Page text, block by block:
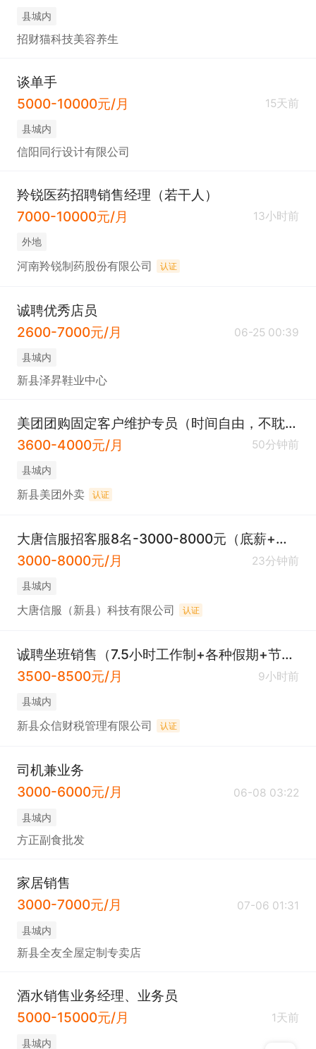
县城内
招财猫科技美容养生
谈单手
5000-10000元/月
15天前
县城内
信阳同行设计有限公司
羚锐医药招聘销售经理（若干人）
7000-10000元/月
13小时前
外地
河南羚锐制药股份有限公司 认证
诚聘优秀店员
2600-7000元/月
06-25 00:39
县城内
新县泽昇鞋业中心
美团团购固定客户维护专员（时间自由，不耽误照顾家庭）
3600-4000元/月
50分钟前
县城内
新县美团外卖 认证
大唐信服招客服8名-3000-8000元（底薪+月休4-6+五险+白班）
3000-8000元/月
23分钟前
县城内
大唐信服（新县）科技有限公司 认证
诚聘坐班销售（7.5小时工作制+各种假期+节日福利）
3500-8500元/月
9小时前
县城内
新县众信财税管理有限公司 认证
司机兼业务
3000-6000元/月
06-08 03:22
县城内
方正副食批发
家居销售
3000-7000元/月
07-06 01:31
县城内
新县全友全屋定制专卖店
酒水销售业务经理、业务员
5000-15000元/月
1天前
县城内